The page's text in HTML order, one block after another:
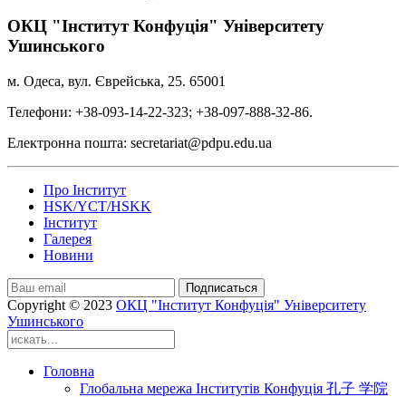
ОКЦ "Інститут Конфуція" Університету
Ушинського
м. Одеса, вул. Єврейська, 25. 65001
Телефони: +38-093-14-22-323; +38-097-888-32-86.
Електронна пошта: secretariat@pdpu.edu.ua
Про Інститут
HSK/YCT/HSKK
Інститут
Галерея
Новини
Подписаться
Copyright © 2023 ОКЦ "Інститут Конфуція" Університету
Ушинського
Головна
Глобальна мережа Інститутів Конфуція 孔子 学院